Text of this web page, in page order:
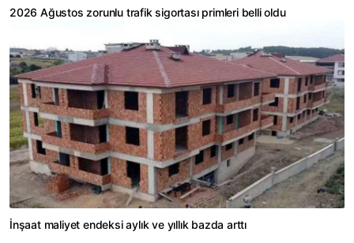
2026 Ağustos zorunlu trafik sigortası primleri belli oldu
İnşaat maliyet endeksi aylık ve yıllık bazda arttı